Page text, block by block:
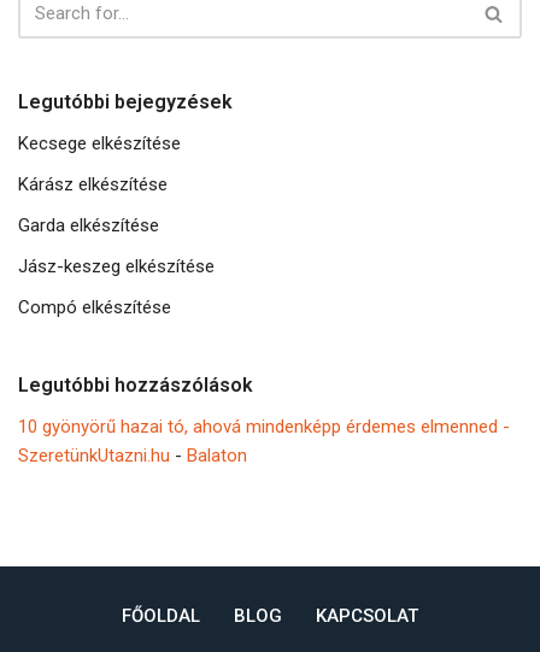
Legutóbbi bejegyzések
Kecsege elkészítése
Kárász elkészítése
Garda elkészítése
Jász-keszeg elkészítése
Compó elkészítése
Legutóbbi hozzászólások
10 gyönyörű hazai tó, ahová mindenképp érdemes elmenned -
SzeretünkUtazni.hu - Balaton
FŐOLDAL BLOG KAPCSOLAT